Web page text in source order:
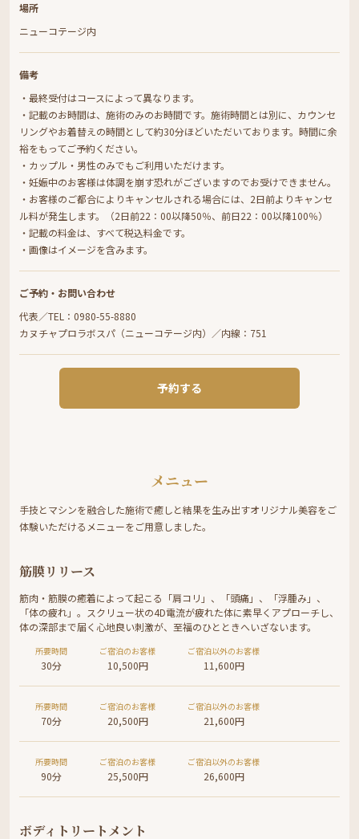
場所
ニューコテージ内
備考
・最終受付はコースによって異なります。
・記載のお時間は、施術のみのお時間です。施術時間とは別に、カウンセ
リングやお着替えの時間として約30分ほどいただいております。時間に余
裕をもってご予約ください。
・カップル・男性のみでもご利用いただけます。
・妊娠中のお客様は体調を崩す恐れがございますのでお受けできません。
・お客様のご都合によりキャンセルされる場合には、2日前よりキャンセ
ル料が発生します。（2日前22：00以降50％、前日22：00以降100％）
・記載の料金は、すべて税込料金です。
・画像はイメージを含みます。
ご予約・お問い合わせ
代表／TEL：0980-55-8880
カヌチャプロラボスパ（ニューコテージ内）／内線：751
予約する
メニュー
手技とマシンを融合した施術で癒しと結果を生み出すオリジナル美容をご
体験いただけるメニューをご用意しました。
筋膜リリース
筋肉・筋膜の癒着によって起こる「肩コリ」、「頭痛」、「浮腫み」、
「体の疲れ」。スクリュー状の4D電流が疲れた体に素早くアプローチし、
体の深部まで届く心地良い刺激が、至福のひとときへいざないます。
所要時間
30分
ご宿泊のお客様
10,500円
ご宿泊以外のお客様
11,600円
所要時間
70分
ご宿泊のお客様
20,500円
ご宿泊以外のお客様
21,600円
所要時間
90分
ご宿泊のお客様
25,500円
ご宿泊以外のお客様
26,600円
ボディトリートメント